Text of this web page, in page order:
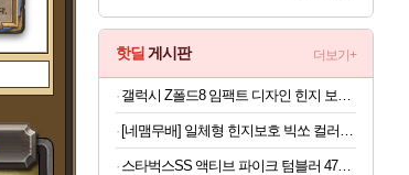
핫딜 게시판 더보기+
스타벅스SS 액티브 파이크 텀블러 473ml